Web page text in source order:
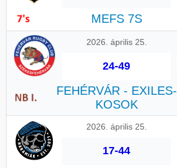
MEFS 7S
2026. április 25.
24-49
FEHÉRVÁR - EXILES-
KOSOK
2026. április 25.
17-44